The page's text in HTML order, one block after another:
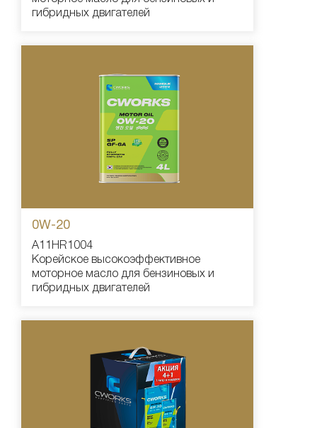
гибридных двигателей
0W-20
A11HR1004
Корейское высокоэффективное
моторное масло для бензиновых и
гибридных двигателей